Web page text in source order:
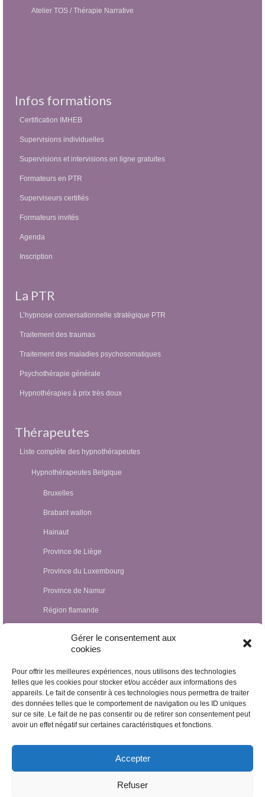
Gérer le consentement aux
cookies
Pour offrir les meilleures expériences, nous utilisons des technologies
telles que les cookies pour stocker et/ou accéder aux informations des
appareils. Le fait de consentir à ces technologies nous permettra de traiter
des données telles que le comportement de navigation ou les ID uniques
sur ce site. Le fait de ne pas consentir ou de retirer son consentement peut
avoir un effet négatif sur certaines caractéristiques et fonctions.
Accepter
Refuser
Atelier TOS / Thérapie Narrative
Infos formations
Certification IMHEB
Supervisions individuelles
Supervisions et intervisions en ligne gratuites
Formateurs en PTR
Superviseurs certifiés
Formateurs invités
Agenda
Inscription
La PTR
L’hypnose conversationnelle stratégique PTR
Traitement des traumas
Traitement des maladies psychosomatiques
Psychothérapie générale
Hypnothérapies à prix très doux
Thérapeutes
Liste complète des hypnothérapeutes
Hypnothérapeutes Belgique
Bruxelles
Brabant wallon
Hainaut
Province de Liège
Province du Luxembourg
Province de Namur
Région flamande
Hypnothérapeutes Luxembourg
Hypnothérapeutes France
Hypnothérapeutes Suisse
Hypnothérapeutes Pays-Bas
Hypnothérapeutes Espagne
Hypnothérapeutes Egypte
Hypnothérapeutes Nicaragua